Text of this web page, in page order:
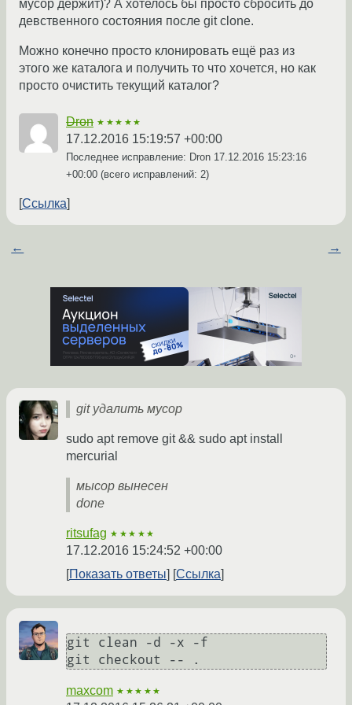
мусор держит)? А хотелось бы просто сбросить до
девственного состояния после git clone.
Можно конечно просто клонировать ещё раз из
этого же каталога и получить то что хочется, но как
просто очистить текущий каталог?
Dron ★★★★★
17.12.2016 15:19:57 +00:00
Последнее исправление: Dron 17.12.2016 15:23:16
+00:00 (всего исправлений: 2)
Ссылка
← →
git удалить мусор
sudo apt remove git && sudo apt install
mercurial
мысор вынесен
done
ritsufag ★★★★★
17.12.2016 15:24:52 +00:00
Показать ответы
Ссылка
git clean -d -x -f
maxcom ★★★★★